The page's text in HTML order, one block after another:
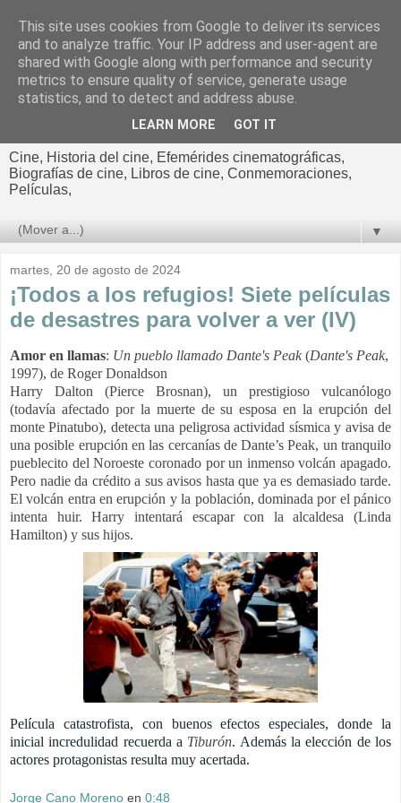
El cultural
cinematográfico de Jorge
Cine, Historia del cine, Efemérides cinematográficas,
Biografías de cine, Libros de cine, Conmemoraciones,
Películas,
▼
martes, 20 de agosto de 2024
¡Todos a los refugios! Siete películas
de desastres para volver a ver (IV)
Amor en llamas: Un pueblo llamado Dante's Peak (Dante's Peak,
1997), de Roger Donaldson
Harry Dalton (Pierce Brosnan), un prestigioso vulcanólogo
(todavía afectado por la muerte de su esposa en la erupción del
monte Pinatubo), detecta una peligrosa actividad sísmica y avisa de
una posible erupción en las cercanías de Dante’s Peak, un tranquilo
pueblecito del Noroeste coronado por un inmenso volcán apagado.
Pero nadie da crédito a sus avisos hasta que ya es demasiado tarde.
El volcán entra en erupción y la población, dominada por el pánico
intenta huir. Harry intentará escapar con la alcaldesa (Linda
Hamilton) y sus hijos.
Película catastrofista, con buenos efectos especiales, donde la
inicial incredulidad recuerda a Tiburón. Además la elección de los
actores protagonistas resulta muy acertada.
Jorge Cano Moreno en 0:48
This site uses cookies from Google to deliver its services
and to analyze traffic. Your IP address and user-agent are
shared with Google along with performance and security
metrics to ensure quality of service, generate usage
statistics, and to detect and address abuse.
LEARN MORE GOT IT